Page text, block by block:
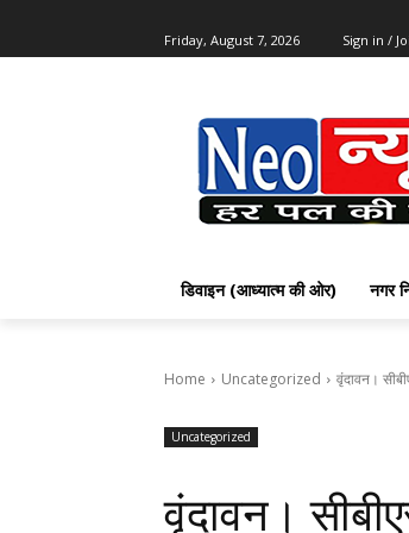
Friday, August 7, 2026 Sign in /
डिवाइन (आध्यात्म की ओर) नगर
Home Uncategorized वृंदावन।
Uncategorized
वृंदावन।